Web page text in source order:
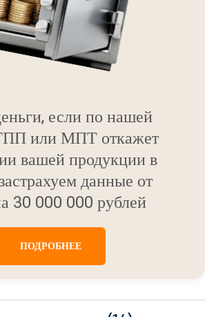
если по нашей
или МПТ откажет
вашей продукции в
данные от
30 000 000 рублей
ПОДРОБНЕЕ